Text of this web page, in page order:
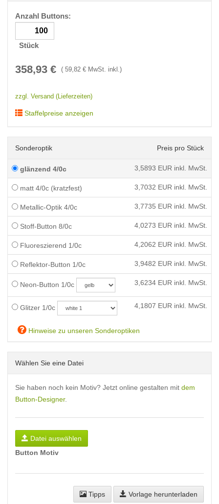
Anzahl Buttons:
Stück
358,93 € ( 59,82 € MwSt. inkl.)
zzgl. Versand (Lieferzeiten)
Staffelpreise anzeigen
Sonderoptik Preis pro Stück
glänzend 4/0c 3,5893 EUR inkl. MwSt.
matt 4/0c (kratzfest) 3,7032 EUR inkl. MwSt.
Metallic-Optik 4/0c 3,7735 EUR inkl. MwSt.
Stoff-Button 8/0c 4,0273 EUR inkl. MwSt.
Fluoreszierend 1/0c 4,2062 EUR inkl. MwSt.
Reflektor-Button 1/0c 3,9482 EUR inkl. MwSt.
Neon-Button 1/0c 3,6234 EUR inkl. MwSt.
Glitzer 1/0c 4,1807 EUR inkl. MwSt.
Hinweise zu unseren Sonderoptiken
Wählen Sie eine Datei
Sie haben noch kein Motiv? Jetzt online gestalten mit dem
Button-Designer.
Datei auswählen
Button Motiv
Tipps
Vorlage herunterladen